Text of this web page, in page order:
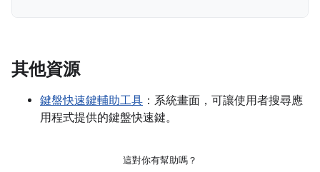
其他資源
鍵盤快速鍵輔助工具 ：系統畫面，可讓使用者搜尋應
用程式提供的鍵盤快速鍵。
這對你有幫助嗎？